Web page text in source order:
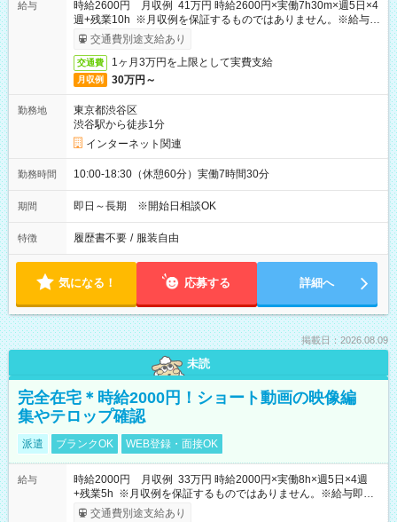
給与
時給2600円 月収例 41万円 時給2600円×実働7h30m×週5日×4
週+残業10h ※月収例を保証するものではありません。※給与即
受取りサービス利用可（利用条件有）
交通費別途支給あり
交通費 1ヶ月3万円を上限として実費支給
月収例 30万円～
勤務地
東京都渋谷区
渋谷駅から徒歩1分
インターネット関連
勤務時間 10:00-18:30（休憩60分）実働7時間30分
期間 即日～長期 ※開始日相談OK
特徴 履歴書不要 / 服装自由
気になる！ 応募する 詳細へ
掲載日：2026.08.09
未読
完全在宅＊時給2000円！ショート動画の映像編
集やテロップ確認
派遣 ブランクOK WEB登録・面接OK
給与
時給2000円 月収例 33万円 時給2000円×実働8h×週5日×4週
+残業5h ※月収例を保証するものではありません。※給与即受
取りサービス利用可（利用条件有）
交通費別途支給あり